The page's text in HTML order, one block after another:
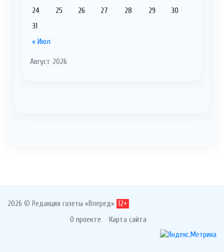
Август 2026
« Июл
24
25 26 27 28 29
30
31
2026 © Редакция газеты «Вперед» 12+
О проекте Карта сайта